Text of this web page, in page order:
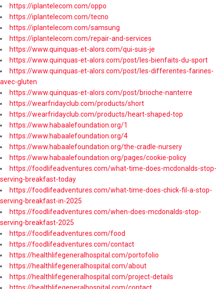
https://iplantelecom.com/oppo
https://iplantelecom.com/tecno
https://iplantelecom.com/samsung
https://iplantelecom.com/repair-and-services
https://www.quinquas-et-alors.com/qui-suis-je
https://www.quinquas-et-alors.com/post/les-bienfaits-du-sport
https://www.quinquas-et-alors.com/post/les-differentes-farines-
avec-gluten
https://www.quinquas-et-alors.com/post/brioche-nanterre
https://wearfridayclub.com/products/short
https://wearfridayclub.com/products/heart-shaped-top
https://www.habaalefoundation.org/1
https://www.habaalefoundation.org/4
https://www.habaalefoundation.org/the-cradle-nursery
https://www.habaalefoundation.org/pages/cookie-policy
https://foodlifeadventures.com/what-time-does-mcdonalds-stop-
serving-breakfast-today
https://foodlifeadventures.com/what-time-does-chick-fil-a-stop-
serving-breakfast-in-2025
https://foodlifeadventures.com/when-does-mcdonalds-stop-
serving-breakfast-2025
https://foodlifeadventures.com/food
https://foodlifeadventures.com/contact
https://healthlifegeneralhospital.com/portofolio
https://healthlifegeneralhospital.com/about
https://healthlifegeneralhospital.com/project-details